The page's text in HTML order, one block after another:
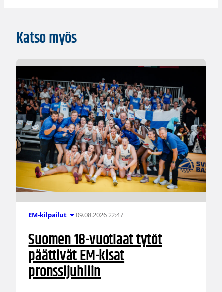
Katso myös
EM-kilpailut 09.08.2026 22:47
Suomen 18-vuotiaat tytöt
päättivät EM-kisat
pronssijuhliin